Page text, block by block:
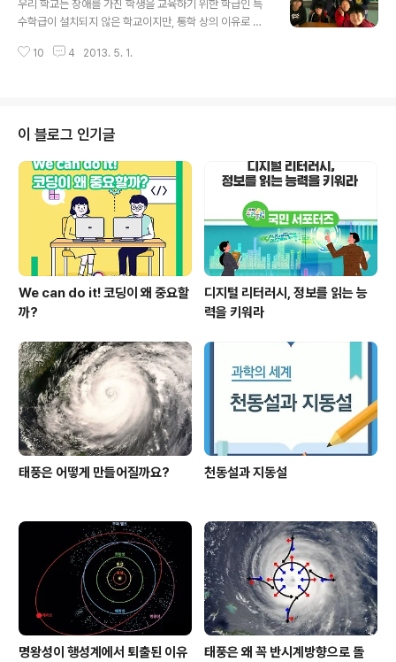
전시관에서는 쌀이 가지고 있는 역사, 문화, 경제적 가치를
변천, 팔도의 쌀 이야기까지 만나볼 수 있습니다. 쌀은 보리
우리 학교는 장애를 가진 학생을 교육하기 위한 학급인 특
수학급이 설치되지 않은 학교이지만, 통학 상의 이유로 한
체장애 학생으로 몸이 불편하며 등하교나 식사 시 도움 없
습니다. 평소 장애학생과 같이 생활해본 경험이 없던 학생
들은 걱정 반으로 새 학기를 기다렸고, 교사 또한 장애학생
에 대해 교육을 해볼 기회가 없었던 우리 학교에서는 고민
과 걱정이 참 많았던 것이 사실입니다. 하지만 학교에서는
리나를 만나기 위해 여러 준비를 소홀히 하지 않았습니다.
통합교육 형태의 수업을 진행하기 위해 보..
10 4 2013. 5. 1.
이 블로그 인기글
We can do it! 코딩이 왜 중요할
까?
디지털 리터러시, 정보를 읽는 능
력을 키워라
태풍은 어떻게 만들어질까요? 천동설과 지동설
명왕성이 행성계에서 퇴출된 이유
태풍은 왜 꼭 반시계방향으로 돌